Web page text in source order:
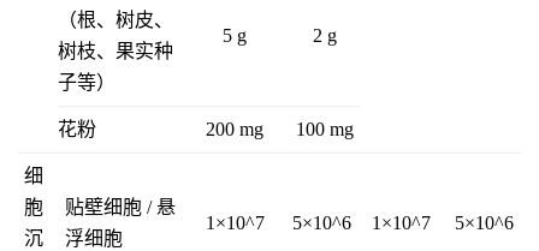
（根、树皮、
树枝、果实种
子等）
5 g 2 g
花粉 200 mg 100 mg
细
胞
沉
贴壁细胞 / 悬
浮细胞
1×10^7 5×10^6 1×10^7 5×10^6